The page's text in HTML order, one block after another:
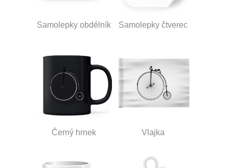
Samolepky obdélník Samolepky čtverec
Černý hrnek Vlajka